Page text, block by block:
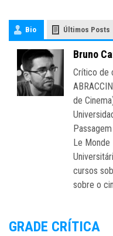
Bio Últimos Posts
Bruno
Crítico de
de
Le Monde
cursos
sobre o
GRADE CRÍTICA